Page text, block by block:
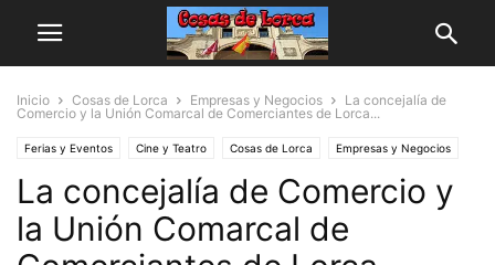
Inicio Cosas de Lorca Empresas y Negocios
La concejalía de
Comercio y la Unión Comarcal de Comerciantes de Lorca...
Ferias y Eventos Cine y Teatro Cosas de Lorca Empresas y Negocios
La concejalía de Comercio y
la Unión Comarcal de